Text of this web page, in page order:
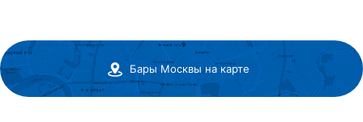
Бары Москвы на карте